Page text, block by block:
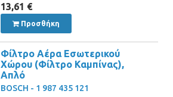
13,61 €
Προσθήκη
Φίλτρο Αέρα Εσωτερικού
Χώρου (Φίλτρο Καμπίνας),
Απλό
BOSCH - 1 987 435 121